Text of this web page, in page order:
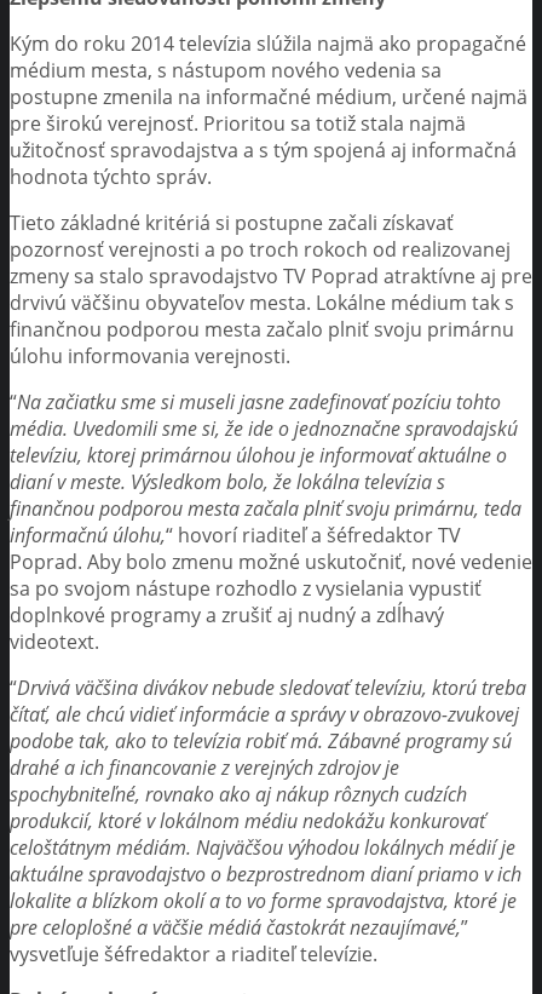
Kým do roku 2014 televízia slúžila najmä ako propagačné
médium mesta, s nástupom nového vedenia sa
postupne zmenila na informačné médium, určené najmä
pre širokú verejnosť. Prioritou sa totiž stala najmä
užitočnosť spravodajstva a s tým spojená aj informačná
hodnota týchto správ.
Tieto základné kritériá si postupne začali získavať
pozornosť verejnosti a po troch rokoch od realizovanej
zmeny sa stalo spravodajstvo TV Poprad atraktívne aj pre
drvivú väčšinu obyvateľov mesta. Lokálne médium tak s
finančnou podporou mesta začalo plniť svoju primárnu
úlohu informovania verejnosti.
“Na začiatku sme si museli jasne zadefinovať pozíciu tohto
média. Uvedomili sme si, že ide o jednoznačne spravodajskú
televíziu, ktorej primárnou úlohou je informovať aktuálne o
dianí v meste. Výsledkom bolo, že lokálna televízia s
finančnou podporou mesta začala plniť svoju primárnu, teda
informačnú úlohu,“ hovorí riaditeľ a šéfredaktor TV
Poprad. Aby bolo zmenu možné uskutočniť, nové vedenie
sa po svojom nástupe rozhodlo z vysielania vypustiť
doplnkové programy a zrušiť aj nudný a zdĺhavý
videotext.
“Drvivá väčšina divákov nebude sledovať televíziu, ktorú treba
čítať, ale chcú vidieť informácie a správy v obrazovo-zvukovej
podobe tak, ako to televízia robiť má. Zábavné programy sú
drahé a ich financovanie z verejných zdrojov je
spochybniteľné, rovnako ako aj nákup rôznych cudzích
produkcií, ktoré v lokálnom médiu nedokážu konkurovať
celoštátnym médiám. Najväčšou výhodou lokálnych médií je
aktuálne spravodajstvo o bezprostrednom dianí priamo v ich
lokalite a blízkom okolí a to vo forme spravodajstva, ktoré je
pre celoplošné a väčšie médiá častokrát nezaujímavé,”
vysvetľuje šéfredaktor a riaditeľ televízie.